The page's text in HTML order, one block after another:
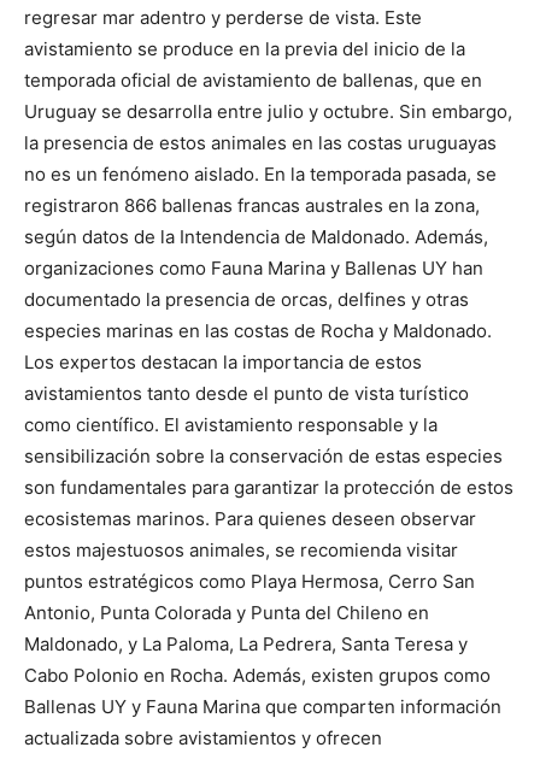
regresar mar adentro y perderse de vista. Este
avistamiento se produce en la previa del inicio de la
temporada oficial de avistamiento de ballenas, que en
Uruguay se desarrolla entre julio y octubre. Sin embargo,
la presencia de estos animales en las costas uruguayas
no es un fenómeno aislado. En la temporada pasada, se
registraron 866 ballenas francas australes en la zona,
según datos de la Intendencia de Maldonado. Además,
organizaciones como Fauna Marina y Ballenas UY han
documentado la presencia de orcas, delfines y otras
especies marinas en las costas de Rocha y Maldonado.
Los expertos destacan la importancia de estos
avistamientos tanto desde el punto de vista turístico
como científico. El avistamiento responsable y la
sensibilización sobre la conservación de estas especies
son fundamentales para garantizar la protección de estos
ecosistemas marinos. Para quienes deseen observar
estos majestuosos animales, se recomienda visitar
puntos estratégicos como Playa Hermosa, Cerro San
Antonio, Punta Colorada y Punta del Chileno en
Maldonado, y La Paloma, La Pedrera, Santa Teresa y
Cabo Polonio en Rocha. Además, existen grupos como
Ballenas UY y Fauna Marina que comparten información
actualizada sobre avistamientos y ofrecen